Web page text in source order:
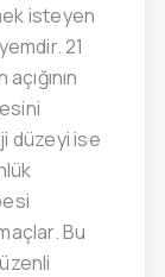
isteyen
21
düzeyi ise
Bu